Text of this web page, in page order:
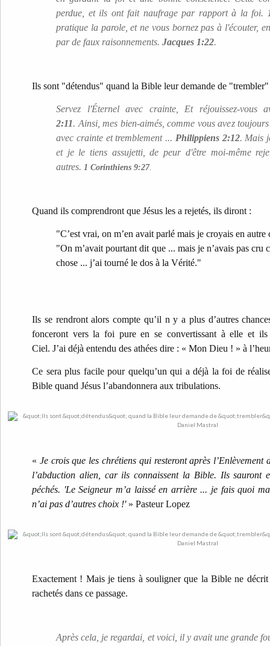
perdue, et ils ont fait naufrage par rapport à la foi.
pratique la parole, et ne vous bornez pas à l'écouter,
par de faux raisonnements. Jacques 1:22.
Ils sont "détendus" quand la Bible leur demande de "trembler"
Servez l'Éternel avec crainte, Et réjouissez-vous
2:11. Ainsi, mes bien-aimés, comme vous avez
avec crainte et tremblement ... Philippiens 2:12. Mais
et je le tiens assujetti, de peur d'être moi-même
autres. 1 Corinthiens 9:27.
Quand ils comprendront que Jésus les a rejetés, ils diront :
"C’est vrai, on m’en avait parlé mais je croyais en autre
"On m’avait pourtant dit que ... mais je n’avais pas cru
chose ... j’ai tourné le dos à la Vérité."
Ils se rendront alors compte qu’il n y a plus d’autres
fonceront vers la foi pure en se convertissant à elle et
Ciel. J’ai déjà entendu des athées dire : « Mon Dieu ! » à
Ce sera plus facile pour quelqu’un qui a déjà la foi de
Bible quand Jésus l’abandonnera aux tribulations.
« Je crois que les chrétiens qui resteront après l’Enlèvement
l’abduction alien, car ils connaissent la Bible. Ils sauront
péchés. 'Le Seigneur m’a laissé en arrière ... je fais quoi
n’ai pas d’autres choix !' » Pasteur Lopez
Exactement ! Mais je tiens à souligner que la Bible ne décrit
rachetés dans ce passage.
Après cela, je regardai, et voici, il y avait une grande